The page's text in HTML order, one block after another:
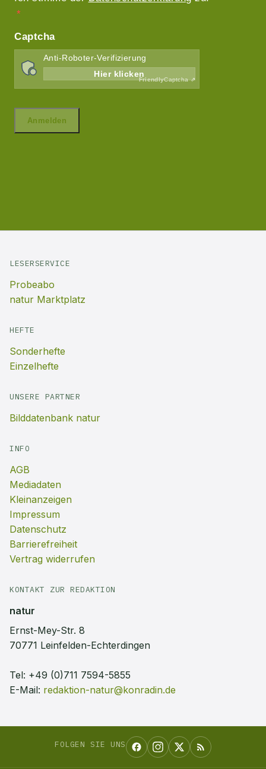
LESERSERVICE
Probeabo
natur Marktplatz
HEFTE
Sonderhefte
Einzelhefte
UNSERE PARTNER
Bilddatenbank natur
INFO
AGB
Mediadaten
Kleinanzeigen
Impressum
Datenschutz
Barrierefreiheit
Vertrag widerrufen
KONTAKT ZUR REDAKTION
natur
Ernst-Mey-Str. 8
70771 Leinfelden-Echterdingen
Tel: +49 (0)711 7594-5855
E-Mail: redaktion-natur@konradin.de
FOLGEN SIE UNS